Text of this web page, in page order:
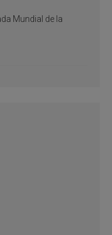
Mundial de la